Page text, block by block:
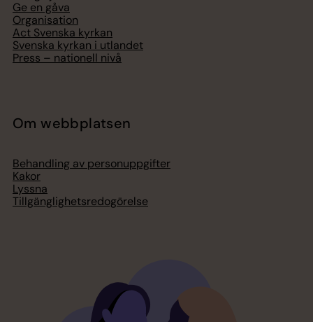
Ge en gåva
Organisation
Act Svenska kyrkan
Svenska kyrkan i utlandet
Press – nationell nivå
Om webbplatsen
Behandling av personuppgifter
Kakor
Lyssna
Tillgänglighetsredogörelse